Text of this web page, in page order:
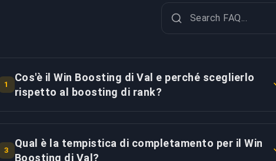
1
Cos'è il Win Boosting di Val e perché sceglierlo
rispetto al boosting di rank?
progressione di rank. Vittorie nette equivale a vittorie totali
3
Qual è la tempistica di completamento per il Win
Boosting di Val?